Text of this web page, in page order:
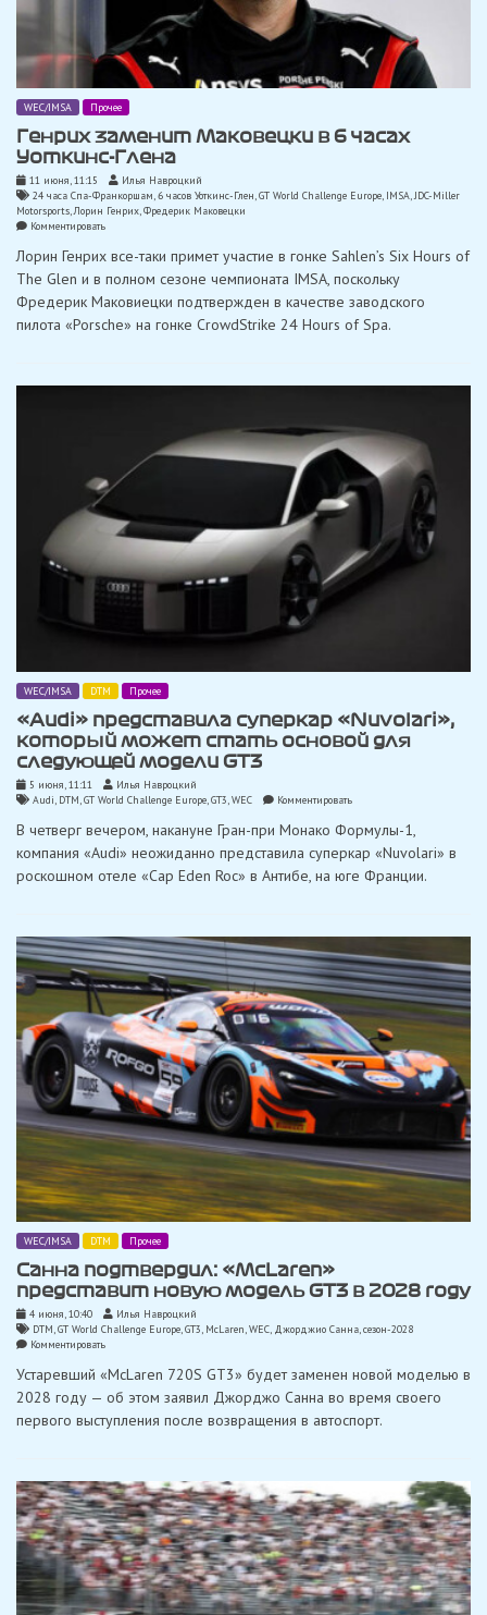
WEC/IMSA Прочее
Генрих заменит Маковецки в 6 часах
Уоткинс-Глена
11 июня, 11:15
Илья Навроцкий
24 часа Спа-Франкоршам,6 часов Уоткинс-Глен,GT World Challenge Europe, IMSA,JDC-Miller
Motorsports,Лорин Генрих,Фредерик Маковецки
Комментироватьon
заменит
в
6
часах
Уоткинс-
Лорин Генрих все-таки примет участие в гонке Sahlen’s Six Hours of
The Glen и в полном сезоне чемпионата IMSA, поскольку
Фредерик Маковиецки подтвержден в качестве заводского
пилота «Porsche» на гонке CrowdStrike 24 Hours of Spa.
WEC/IMSA DTM Прочее
«Audi» представила суперкар «Nuvolari»,
который может стать основой для
следующей модели GT3
5 июня, 11:11
Илья Навроцкий
Audi DTM GT World Challenge Europe GT3 WEC Комментироватьon
представила
«Nuvolari»,
который
для
модели
GT3
В четверг вечером, накануне Гран-при Монако Формулы-1,
компания «Audi» неожиданно представила суперкар «Nuvolari» в
роскошном отеле «Cap Eden Roc» в Антибе, на юге Франции.
WEC/IMSA DTM Прочее
Санна подтвердил: «McLaren»
представит новую модель GT3 в 2028 году
4 июня, 10:40
Илья Навроцкий
DTM,GT World Challenge Europe,GT3, McLaren,WEC, Джорджио Санна,сезон-2028
Комментироватьon
подтвердил:
«McLaren»
представит
новую
2028
году
Устаревший «McLaren 720S GT3» будет заменен новой моделью в
2028 году — об этом заявил Джорджо Санна во время своего
первого выступления после возвращения в автоспорт.